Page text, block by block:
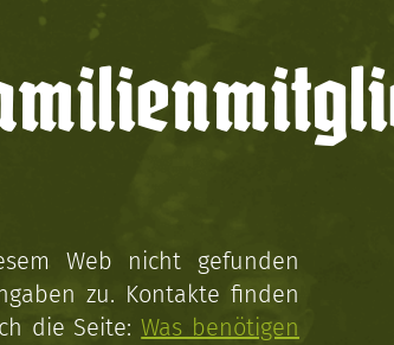
Web nicht gefunden
zu. Kontakte finden
die Seite:Was benötigen